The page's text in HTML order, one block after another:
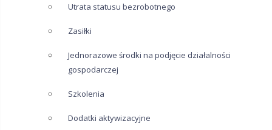
Utrata statusu bezrobotnego
Zasiłki
Jednorazowe środki na podjęcie działalności
gospodarczej
Szkolenia
Dodatki aktywizacyjne